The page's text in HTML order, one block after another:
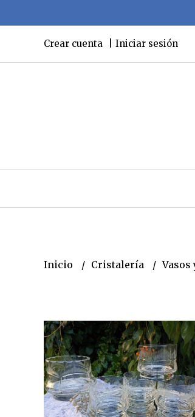
Crear cuenta Iniciar sesión
Inicio Cristalería Vasos